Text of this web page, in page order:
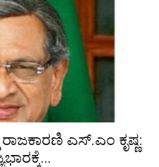
ರಾಜಕಾರಣಿ ಎಸ್.ಎಂ ಕೃಷ್ಣ: